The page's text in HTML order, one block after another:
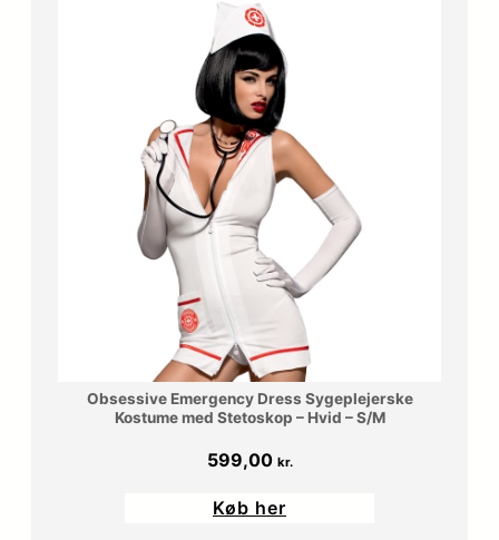
:
1
4
9
0
0
k
r
Obsessive Emergency Dress Sygeplejerske
Kostume med Stetoskop – Hvid – S/M
599,00 kr.
Køb her